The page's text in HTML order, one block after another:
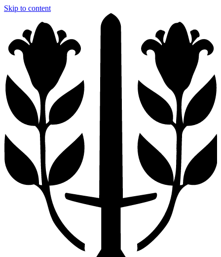
Skip to content